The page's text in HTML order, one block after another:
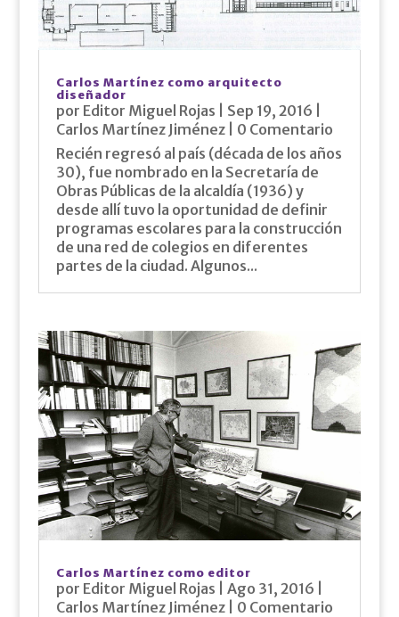
Carlos Martínez como arquitecto
diseñador
por Editor Miguel Rojas Sep 19, 2016
Carlos Martínez Jiménez| 0 Comentario
Recién regresó al país (década de los años
30), fue nombrado en la Secretaría de
Obras Públicas de la alcaldía (1936) y
desde allí tuvo la oportunidad de definir
programas escolares para la construcción
de una red de colegios en diferentes
partes de la ciudad. Algunos...
Carlos Martínez como editor
por Editor Miguel Rojas Ago 31, 2016
Carlos Martínez Jiménez| 0 Comentario